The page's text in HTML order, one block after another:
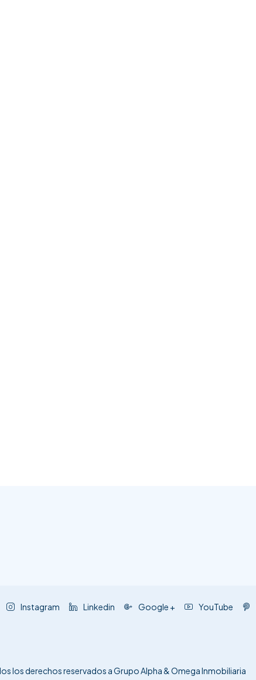
Instagram Linkedin Google + YouTube
los derechos reservados a Grupo Alpha & Omega Inmobiliaria